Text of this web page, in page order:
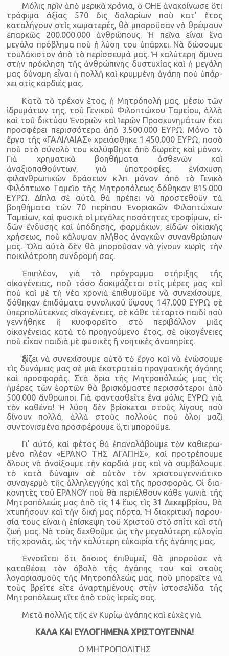
Μόλις πρὶν ἀπὸ μερικὰ χρόνια, ὁ ΟΗΕ ἀνακοίνωσε ὅτι
τρόφιμα ἀξίας 570 δις δολαρίων ποὺ κατ’ ἔτος
καταλήγουν στὶς χωματερές, θὰ μποροῦσαν νὰ θρέψουν
ἐπαρκῶς 200.000.000 ἀνθρώπους. Ἡ πεῖνα εἶναι ἕνα
μεγάλο πρόβλημα ποὺ ἡ λύση του ὑπάρχει. Νὰ δώσουμε
τουλάχιστον ἀπὸ τὸ περίσσευμά μας. Ἡ κα­λύ­τε­ρη ἄμυ­να
στὴν πρόκληση τῆς ἀνθρώπινης δυστυχίας καὶ ἡ με­γά­λη
μας δύ­να­μη εἶ­ναι ἡ πολ­λὴ καὶ κρυμ­μέ­νη ἀγά­πη ποὺ ὑπάρ­
χει στὶς καρ­δι­ές μας.
Κατὰ τὸ τρέχον ἔτος, ἡ Μη­τρό­πο­λή μας, μέσω τῶν
ἱδρυμάτων της, τοῦ Γενικοῦ Φιλοπτώχου Ταμείου, ἀλλὰ
καὶ τοῦ δικτύου Ἐνο­ρι­ῶν καὶ Ἱε­ρῶν Προ­σκυ­νη­μά­των ἔχει
προσφέρει περισσότερα ἀπὸ 3.500.000 ΕΥΡΩ. Μόνο τὸ
ἔργο τῆς «ΓΑΛΙΛΑΙΑΣ» χρειάσθηκε 1.450.000 ΕΥΡΩ, ποσὸ
ποὺ στὸ σύνολό του καλύφθηκε ἀπὸ δωρεὲς καὶ μόνον.
Γιὰ χρηματικὰ βοηθήματα ἀσθενῶν καὶ
ἀναξιοπαθούντων, γιὰ ὑποτροφίες, ἐνίσχυση
φιλανθρωπικῶν δράσεων κ.λπ. μόνον ἀπὸ τὸ Γενικὸ
Φιλόπτωχο Ταμεῖο τῆς Μητροπόλεως δόθηκαν 815.000
ΕΥΡΩ. Δίπλα σὲ αὐτὰ θὰ πρέπει νὰ προστεθοῦν τὰ
βοηθήματα τῶν 70 περίπου Ἐνοριακῶν Φιλοπτώχων
Ταμείων, καὶ φυσικὰ οἱ μεγάλες ποσότητες τρο­φί­μων, εἰ­
δῶν ἔν­δυ­σης καὶ ὑπό­δη­σης, φαρ­μά­κων, εἰ­δῶν οἰ­κι­α­κῆς
χρή­σε­ως, ποὺ κά­λυ­ψαν πλῆ­θος ἀναγ­κῶν συ­ναν­θρώ­πων
μας. Ὅλα αὐτὰ δὲν θὰ μποροῦσαν νὰ γίνουν χωρὶς τὴν
ποικιλότροπη συνδρομή σας.
Ἐπιπλέον, γιὰ τὸ πρόγραμμα στήριξης τῆς
οἰκογένειας, ποὺ τόσο δοκιμάζεται στὶς μέρες μας καὶ
ποὺ καὶ μὲ τὴ νέα χρονιὰ ἐπιθυμοῦμε νὰ συνεχίσουμε,
δόθηκαν ἐπιδόματα συνολικοῦ ὕψους 147.000 ΕΥΡΩ σὲ
ὑπερπολύτεκνες οἰκογένειες, σὲ κάθε τέταρτο παιδί ποὺ
γεννήθηκε ἢ κυοφορεῖτο στὸ περιβάλλον μιᾶς
οἰκογένειας κατὰ τὸ προηγούμενο ἔτος, σὲ οἰκογένειες
ποὺ εἶχαν παιδιὰ μὲ φυσικὲς ἢ νοητικὲς ἀναπηρίες.
Ἀξίζει νὰ συνεχίσουμε αὐτὸ τὸ ἔργο καὶ νὰ ἑνώσουμε
τὶς δυνάμεις μας σὲ μιὰ ἐκστρατεία πραγματικῆς ἀγάπης
καὶ προσφορᾶς. Στὰ ὅρια τῆς Μητροπόλεώς μας τὶς
ἡμέρες τῶν ἑορτῶν θὰ βρισκό­μαστε περισ­σότεροι ἀπὸ
500.000 ἄνθρωποι. Γιὰ φαντασθεῖτε ἕνα μόλις ΕΥΡΩ γιὰ
τὸν καθένα! Ἡ λύση δὲν βρίσκεται στοὺς λίγους ποὺ
δίνουν πολλά, ἀλλὰ στοὺς πολλοὺς ποὺ ὅλοι μαζὶ
συντονισμένα προσφέρουμε ὅ,τι μπο­ροῦμε.
Γι’ αὐτό, καὶ φέτος θὰ ἐπα­να­λά­βου­με τὸν κα­θι­ε­ρω­
μέ­νο πλέ­ον «ΕΡΑΝΟ ΤΗΣ ΑΓΑΠΗΣ», καὶ προ­τρέ­που­με
ὅλους νὰ ἀνοί­ξου­με τὴν καρ­διά μας καὶ νὰ συμβάλουμε
τὸ κατὰ δύναμιν σὲ αὐτὸν τὸν χριστου­γεννιάτικο
συναγερμὸ τῆς ἀλληλεγγύης καὶ τῆς προσφορᾶς. Οἱ δι­α­
κο­νη­τὲς τοῦ ΕΡΑΝΟΥ ποὺ θὰ πε­ρι­έλ­θουν κάθε γω­νιὰ τῆς
Μη­τρο­πό­λε­ώς μας ἀπὸ τὶς 14 ἕως τὶς 31 Δε­κεμ­βρί­ου, θὰ
χτυ­πή­σουν καὶ τὴν δική μας πόρ­τα. Ἡ δι­α­κρι­τι­κὴ πα­ρου­
σία τους εἶ­ναι ἡ ἐπί­σκε­ψη τοῦ Χρι­στοῦ στὸ σπί­τι καὶ στὴ
ζωή μας. Νὰ τοὺς δε­χθοῦ­με ὡς τὴν με­γα­λύ­τε­ρη εὐ­λο­γία
τῆς χρο­νι­ᾶς, ὡς τὴν κα­λύ­τε­ρη εὐ­και­ρία τῆς ἀγά­πης μας.
Ἐννοεῖται ὅτι ὅποιος ἐπιθυμεῖ, θὰ μποροῦσε νὰ
καταθέσει τὸν ὀβολὸ τῆς ἀγάπης του καὶ στοὺς
λογαριασμοὺς τῆς Μητροπόλεώς μας, ποὺ μπορεῖτε νὰ
τοὺς βρεῖτε εἴτε ἀναρτημένους στὴν ἱστοσελίδα τῆς
Μητροπόλεως εἴτε ἀπὸ τοὺς ἱερεῖς σας.
Μετὰ πολλῆς τῆς ἐν Κυρίῳ ἀγάπης καὶ εὐχὲς γιὰ
ΚΑΛΑ ΚΑΙ ΕΥΛΟΓΗΜΕΝΑ ΧΡΙΣΤΟΥ­ΓΕΝΝΑ!
Ο ΜΗΤΡΟΠΟΛΙΤΗΣ